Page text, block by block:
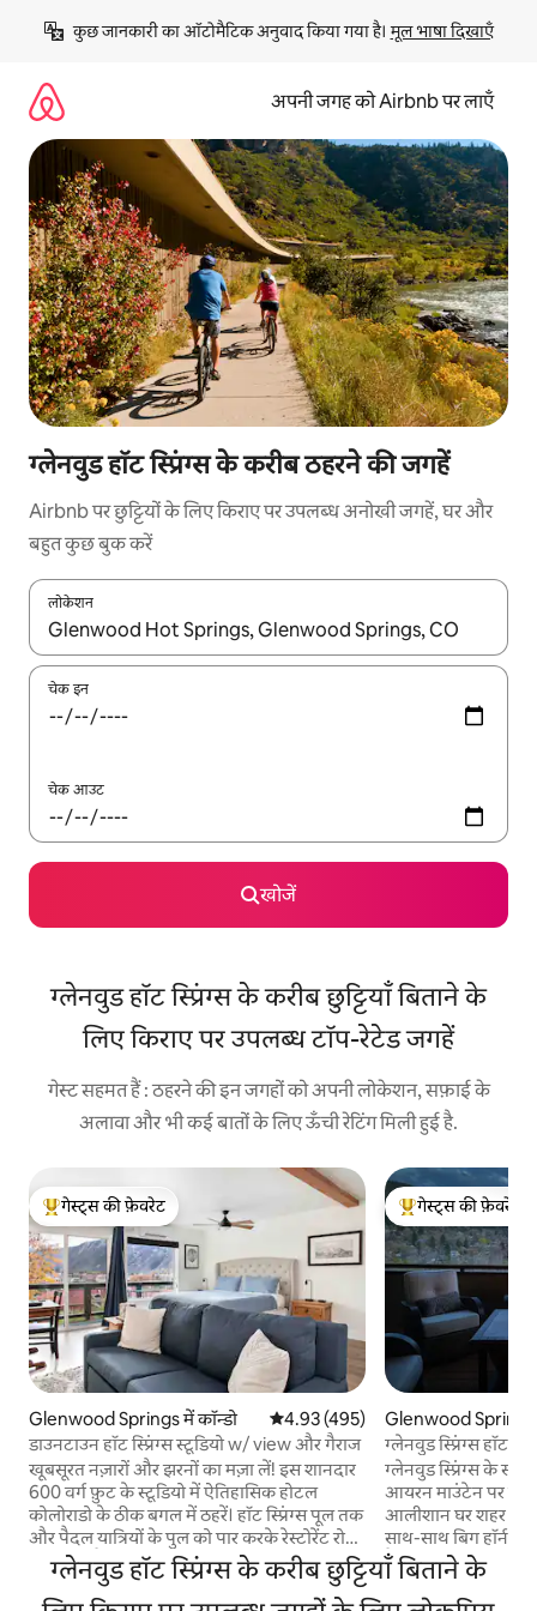
छोड़कर
कॉन्टेंट
कुछ जानकारी का ऑटोमैटिक अनुवाद किया गया है। मूल भाषा दिखाएँ
अपनी जगह को Airbnb पर लाएँ
ग्लेनवुड हॉट स्प्रिंग्स के करीब ठहरने की जगहें
Airbnb पर छुट्टियों के लिए किराए पर उपलब्ध अनोखी जगहें, घर और
बहुत कुछ बुक करें
लोकेशन
नतीजों के उपलब्ध होने पर, अप और डाउन 'ऐरो की' का इस्तेमाल करके नेविगेट
चेक इन
चेक आउट
खोजें
ग्लेनवुड हॉट स्प्रिंग्स के करीब छुट्टियाँ बिताने के
लिए किराए पर उपलब्ध टॉप-रेटेड जगहें
गेस्ट सहमत हैं : ठहरने की इन जगहों को अपनी लोकेशन, सफ़ाई के
अलावा और भी कई बातों के लिए ऊँची रेटिंग मिली हुई है.
गेस्ट्स का टॉप फ़ेवरेट
गेस्ट्स की फ़ेवरेट
Glenwood Springs में कॉन्डो औसत रेटिंग 5 में से 4.93, 495 समीक्षाएँ
4.93 (495)
डाउनटाउन हॉट स्प्रिंग्स स्टूडियो w/ view और गैराज
खूबसूरत नज़ारों और झरनों का मज़ा लें! इस शानदार
600 वर्ग फ़ुट के स्टूडियो में ऐतिहासिक होटल
कोलोराडो के ठीक बगल में ठहरें। हॉट स्प्रिंग्स पूल तक
और पैदल यात्रियों के पुल को पार करके रेस्टोरेंट रो
तक सुंदर सैर करने से पहले, पहाड़ों और शहर के
मनमोहक नज़ारों का मज़ा लेते हुए कॉफ़ी पिएँ। रिमोट
वर्क या अल्पाइन एडवेंचर के लिए बिल्कुल सही—
गेस्ट्स का टॉप फ़ेवरेट
गेस्ट्स की फ़ेवरेट
Glenwood Springs
ग्लेनवुड स्प्रिंग्स हॉट
ग्लेनवुड स्प्रिंग्स के
आयरन माउंटेन पर
आलीशान घर शहर और
साथ-साथ बिग हॉर्न
है। एयर हॉकी और
फ़ायर पिट के साथ बड़ी
आँगन। मेल-मुलाकात और मनोरंजन के लिए
ग्लेनवुड हॉट स्प्रिंग्स के करीब छुट्टियाँ बिताने के